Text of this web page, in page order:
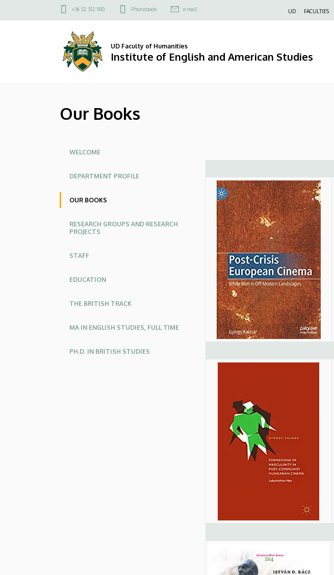
American
to
Felső
menü
+36 52 512 900 Phonebook e-mail UD FACULTIES
UD Faculty of Humanities
Institute of English and American Studies
Our Books
Oldalmenü
WELCOME
DEPARTMENT PROFILE
OUR BOOKS
RESEARCH GROUPS AND RESEARCH
PROJECTS
STAFF
EDUCATION
THE BRITISH TRACK
MA IN ENGLISH STUDIES, FULL TIME
PH.D. IN BRITISH STUDIES